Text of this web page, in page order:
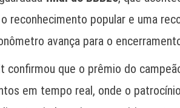
popular e uma
avança para o
que o prêmio do
em tempo real, onde o